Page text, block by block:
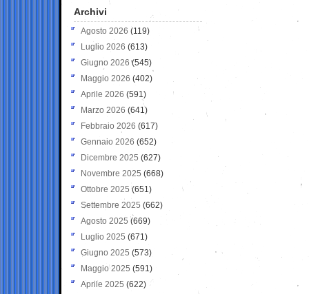
Archivi
Agosto 2026 (119)
Luglio 2026 (613)
Giugno 2026 (545)
Maggio 2026 (402)
Aprile 2026 (591)
Marzo 2026 (641)
Febbraio 2026 (617)
Gennaio 2026 (652)
Dicembre 2025 (627)
Novembre 2025 (668)
Ottobre 2025 (651)
Settembre 2025 (662)
Agosto 2025 (669)
Luglio 2025 (671)
Giugno 2025 (573)
Maggio 2025 (591)
Aprile 2025 (622)